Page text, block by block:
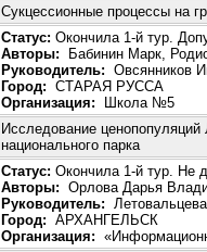
Сукцессионные процессы на
Статус: Окончила 1-й тур.
Авторы: Бабинин Марк,
Руководитель: Овсянников
Город: СТАРАЯ РУССА
Организация: Школа №5
Исследование ценопопуляций
национального парка
Статус: Окончила 1-й тур. Не
Авторы: Орлова Дарья
Руководитель:
Город: АРХАНГЕЛЬСК
Организация: